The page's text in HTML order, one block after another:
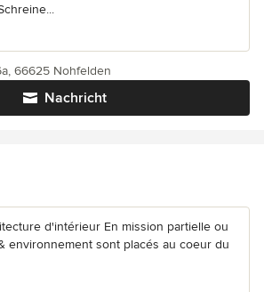
Nachricht
66625 Nohfelden
d'intérieur En mission partielle ou
environnement sont placés au coeur du